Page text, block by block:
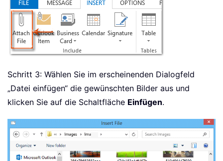
Schritt 3: Wählen Sie im erscheinenden Dialogfeld
„Datei einfügen“ die gewünschten Bilder aus und
klicken Sie auf die Schaltfläche Einfügen.